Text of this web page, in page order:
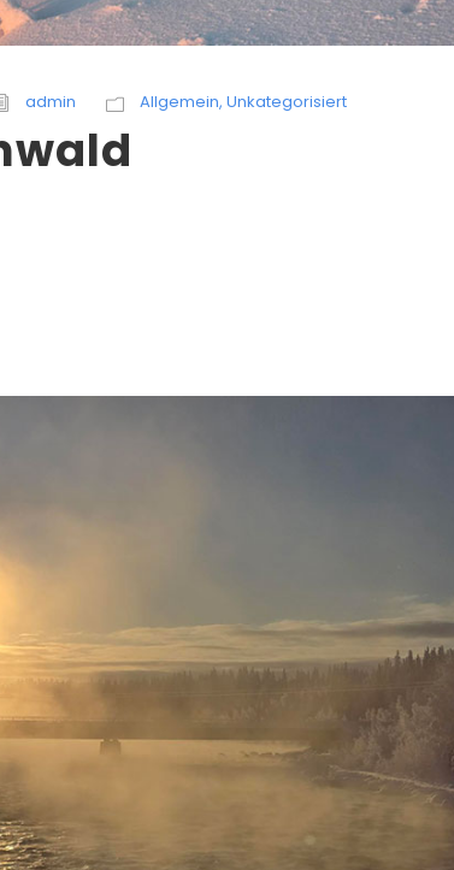
admin Allgemein, Unkategorisiert